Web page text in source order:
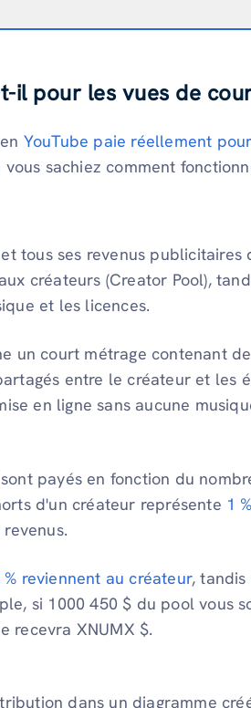
il pour les vues de
YouTube paie réellement
sachiez comment
tous ses revenus
créateurs (Creator Pool),
et les licences.
un court métrage contenant
entre le créateur et les
en ligne sans aucune
payés en fonction du
d'un créateur représente 1
% reviennent au créateur,
si 1000 450 $ du pool vous
recevra XNUMX $.
dans un diagramme